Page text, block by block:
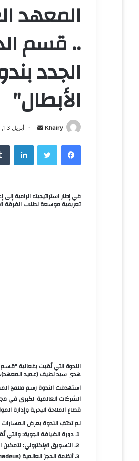
.. قسم
الجدد
الأبطال"
Khairy
أ
ل
ي
أبريل 13, 2026
فيسبوك تويتر لينكدإن
تعريفية موسعة لطلاب الفرقة
الندوة التي لُقبت بفعالية
هدى سيد لطيف (عميد المعهد)،
استهدفت الندوة رسم ملامح
الشركات العالمية الكبرى في
قطاع الملاحة البحرية وإدارة
لم تكتفِ الندوة بعرض المسارات